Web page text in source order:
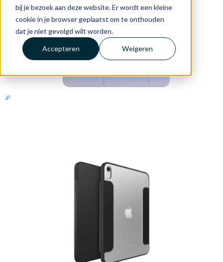
bij je bezoek aan deze website. Er wordt een kleine
cookie in je browser geplaatst om te onthouden
dat je niet gevolgd wilt worden.
Accepteren Weigeren